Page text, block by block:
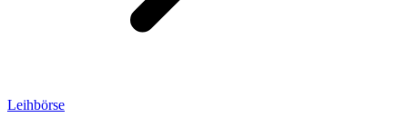
Leihbörse